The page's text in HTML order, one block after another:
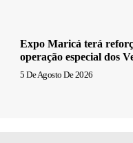
Expo Maricá terá
operação especial dos
5 De Agosto De 2026